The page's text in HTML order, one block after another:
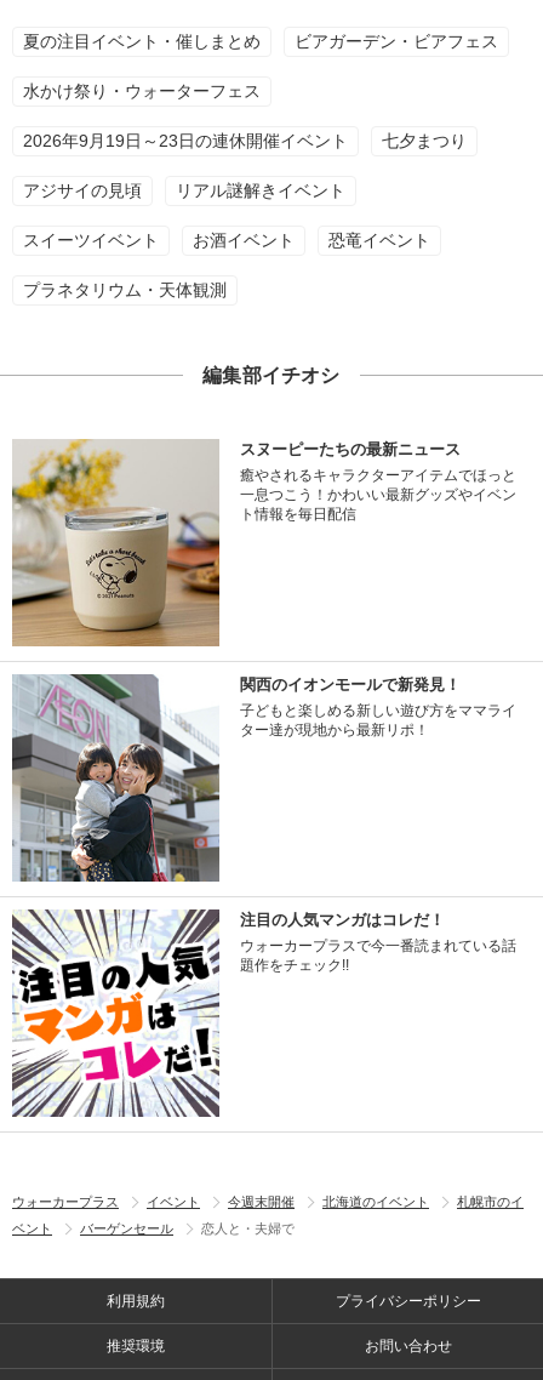
夏の注目イベント・催しまとめ ビアガーデン・ビアフェス
水かけ祭り・ウォーターフェス
2026年9月19日～23日の連休開催イベント 七夕まつり
アジサイの見頃 リアル謎解きイベント
スイーツイベント お酒イベント 恐竜イベント
プラネタリウム・天体観測
編集部イチオシ
スヌーピーたちの最新ニュース
癒やされるキャラクターアイテムでほっと
一息つこう！かわいい最新グッズやイベン
ト情報を毎日配信
関西のイオンモールで新発見！
子どもと楽しめる新しい遊び方をママライ
ター達が現地から最新リポ！
注目の人気マンガはコレだ！
ウォーカープラスで今一番読まれている話
題作をチェック!!
ウォーカープラス イベント 今週末開催 北海道のイベント
札幌市のイ
ベント
バーゲンセール 恋人と・夫婦で
利用規約 プライバシーポリシー
推奨環境 お問い合わせ